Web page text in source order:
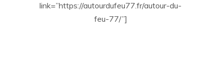
link=”https://autourdufeu77.fr/autour-du-
feu-77/”]